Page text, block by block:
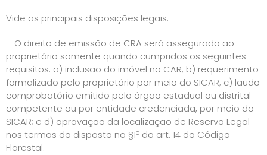
Vide as principais disposições legais:
– O direito de emissão de CRA será assegurado ao
proprietário somente quando cumpridos os seguintes
requisitos: a) inclusão do imóvel no CAR; b) requerimento
formalizado pelo proprietário por meio do SICAR; c) laudo
comprobatório emitido pelo órgão estadual ou distrital
competente ou por entidade credenciada, por meio do
SICAR; e d) aprovação da localização de Reserva Legal
nos termos do disposto no §1º do art. 14 do Código
Florestal.